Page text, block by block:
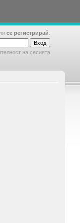
се регистрирай
на сесията